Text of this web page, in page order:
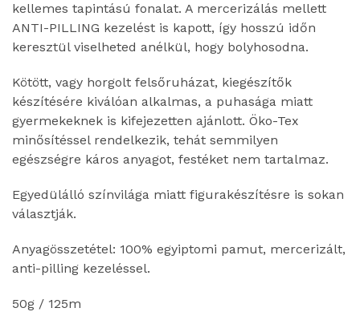
kellemes tapintású fonalat. A mercerizálás mellett
ANTI-PILLING kezelést is kapott, így hosszú időn
keresztül viselheted anélkül, hogy bolyhosodna.
Kötött, vagy horgolt felsőruházat, kiegészítők
készítésére kiválóan alkalmas, a puhasága miatt
gyermekeknek is kifejezetten ajánlott. Öko-Tex
minősítéssel rendelkezik, tehát semmilyen
egészségre káros anyagot, festéket nem tartalmaz.
Egyedülálló színvilága miatt figurakészítésre is sokan
választják.
Anyagösszetétel: 100% egyiptomi pamut, mercerizált,
anti-pilling kezeléssel.
50g / 125m